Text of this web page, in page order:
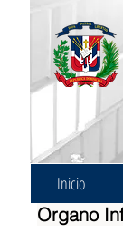
Inicio
Organo